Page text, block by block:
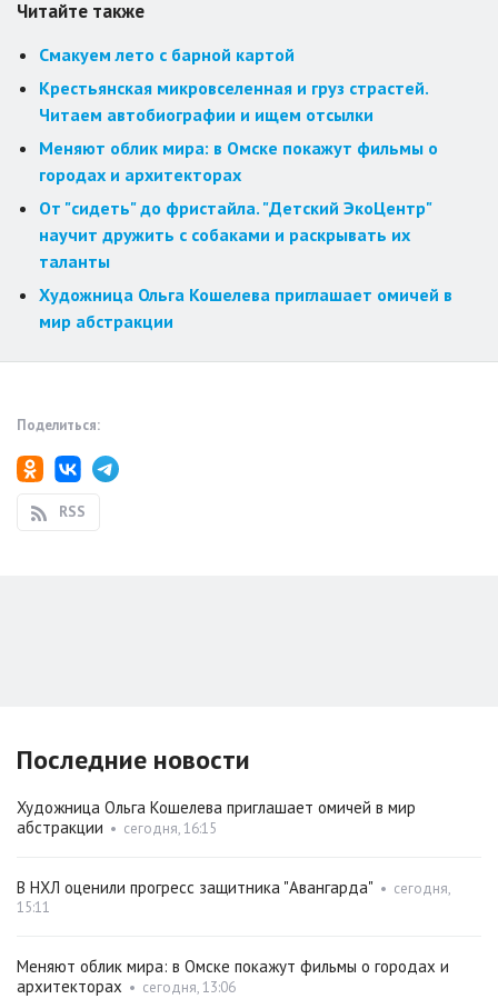
Читайте также
Смакуем лето с барной картой
Крестьянская микровселенная и груз страстей.
Читаем автобиографии и ищем отсылки
Меняют облик мира: в Омске покажут фильмы о
городах и архитекторах
От "сидеть" до фристайла. "Детский ЭкоЦентр"
научит дружить с собаками и раскрывать их
таланты
Художница Ольга Кошелева приглашает омичей в
мир абстракции
Поделиться:
RSS
Последние новости
Художница Ольга Кошелева приглашает омичей в мир
абстракции • сегодня, 16:15
В НХЛ оценили прогресс защитника "Авангарда" • сегодня,
15:11
Меняют облик мира: в Омске покажут фильмы о городах и
архитекторах • сегодня, 13:06